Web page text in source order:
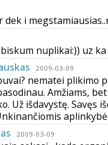
dek i
nuplikai:)) uz ka
2009-03-09
nematei plikimo
Amžiams,
Už išdavystę. Savęs
2009-03-09